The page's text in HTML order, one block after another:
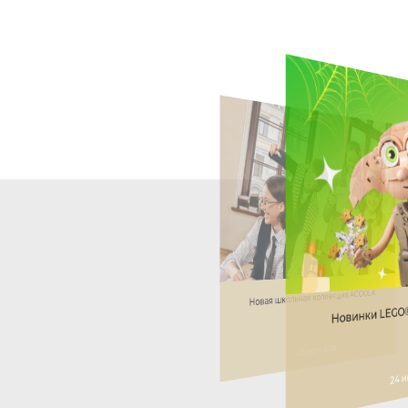
Новая школьная коллекция ACOOLA
Новинки LEGO®
24